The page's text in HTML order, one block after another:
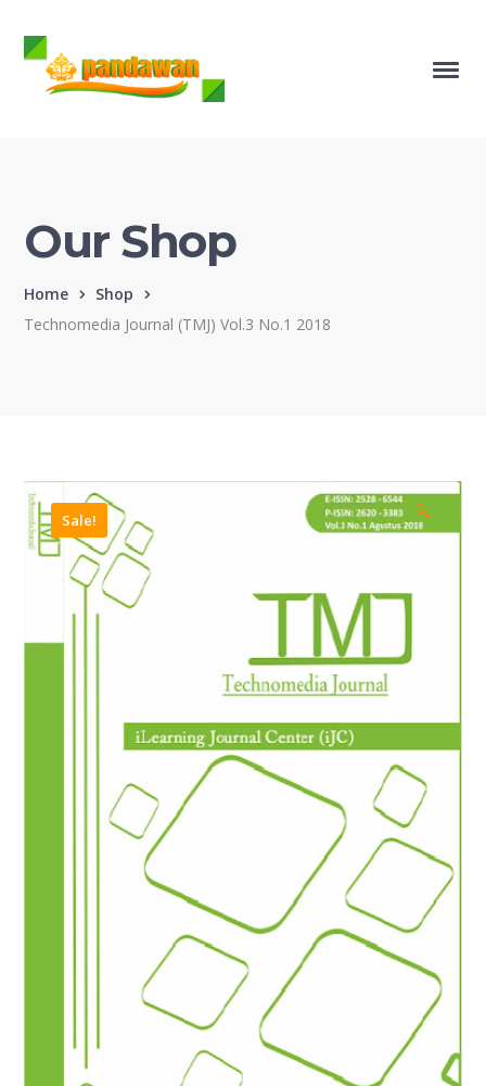
Our Shop
Home
Shop
Technomedia Journal (TMJ) Vol.3 No.1 2018
Sale! 🔍